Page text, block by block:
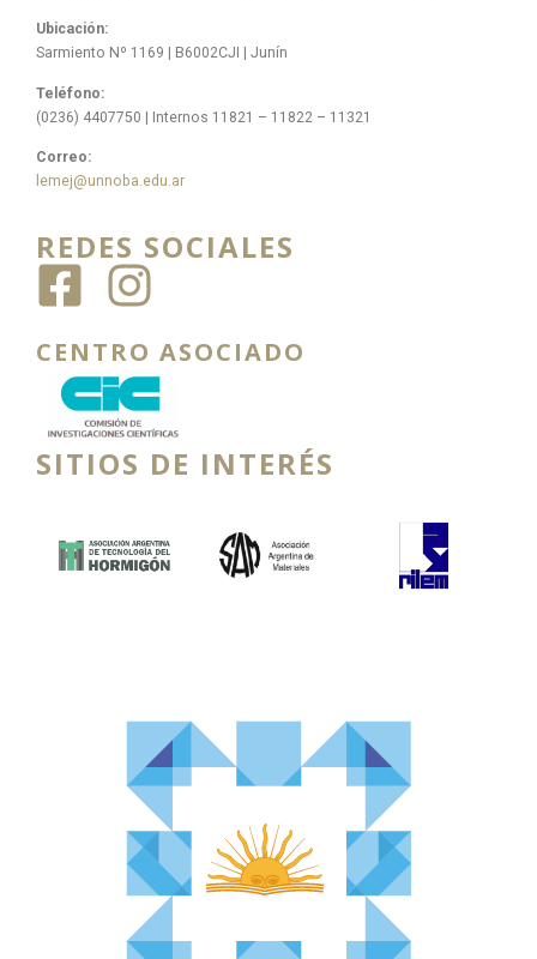
Ubicación:
Sarmiento Nº 1169 | B6002CJI | Junín
Teléfono:
(0236) 4407750 | Internos 11821 – 11822 – 11321
Correo:
lemej@unnoba.edu.ar
REDES SOCIALES
CENTRO ASOCIADO
SITIOS DE INTERÉS